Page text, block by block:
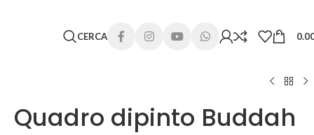
CERCA
Quadro dipinto Buddah